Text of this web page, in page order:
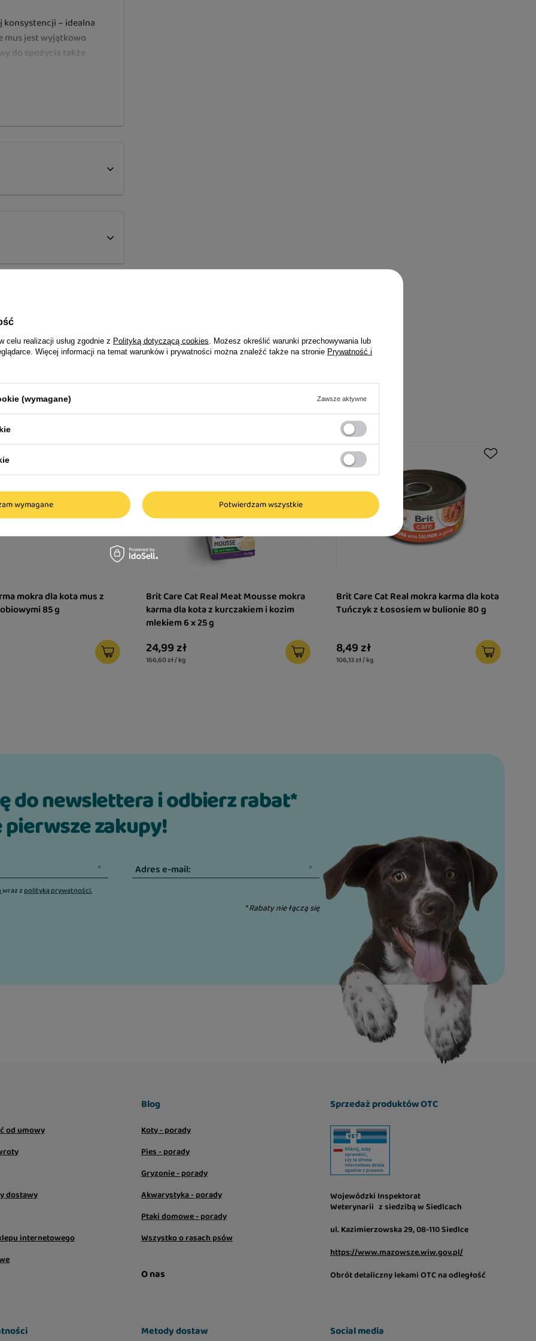
konsystencji – idealna
mus jest wyjątkowo
do spożycia także
moczowego
selektywnego
dorosłych kotów z
konsystencji,
chorobie lub
organizmu, co jest
Jednolita
Delikatna
by Nature Cat
dla najbardziej
czworonoga
mokra dla kota mus z
85 g
Brit Care Cat Real Meat Mousse mokra
karma dla kota z kurczakiem i kozim
mlekiem 6 x 25 g
24,99 zł
166,60 zł / kg
Brit Care Cat Real mokra karma dla kota
Tuńczyk z Łososiem w bulionie 80 g
8,49 zł
106,13 zł / kg
do newslettera i odbierz rabat*
pierwsze zakupy!
Adres e-mail:
wraz zpolityką prywatności.
* Rabaty nie łączą się
od umowy
dostawy
internetowego
Blog
Koty - porady
Pies - porady
Gryzonie - porady
Akwarystyka - porady
Ptaki domowe - porady
Wszystko o rasach psów
O nas
Sprzedaż produktów OTC
Wojewódzki Inspektorat
Weterynarii z siedzibą w Siedlcach
ul. Kazimierzowska 29, 08-110 Siedlce
https://www.mazowsze.wiw.gov.pl/
Obrót detaliczny lekami OTC na odległość
Metody dostaw Social media
celu realizacji usług zgodnie z Polityką dotyczącą cookies . Możesz określić warunki przechowywania lub
Więcej informacji na temat warunków i prywatności można znaleźć także na stronie Prywatność i
(wymagane) Zawsze aktywne
wymagane Potwierdzam wszystkie